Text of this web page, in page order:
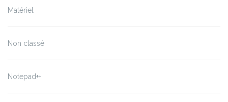
Matériel
Non classé
Notepad++